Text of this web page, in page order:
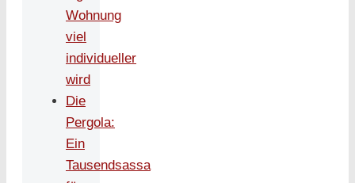
Wohnung
viel
individueller
wird
Die
Pergola:
Ein
Tausendsassa